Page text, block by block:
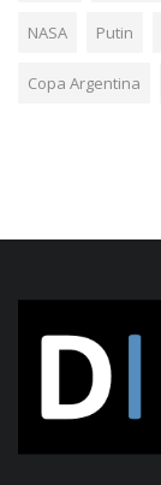
NASA Putin
Copa Argentina